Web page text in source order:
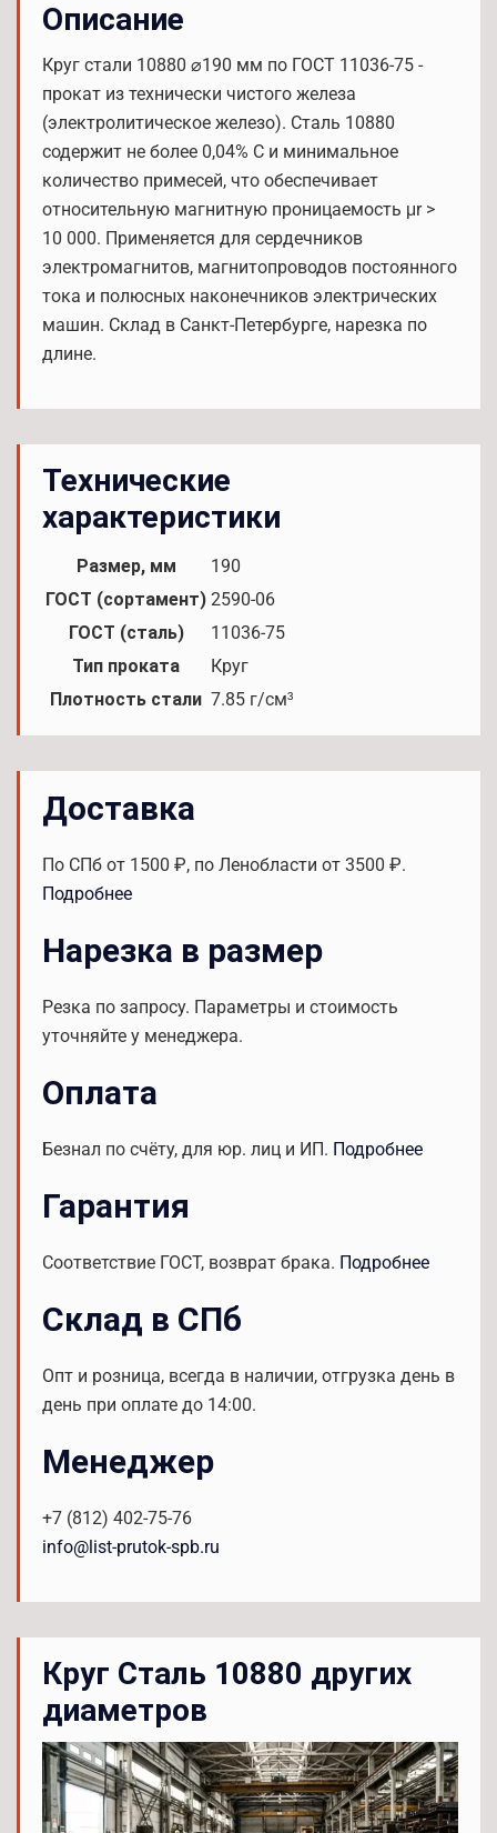
Описание
Круг стали 10880 ⌀190 мм по ГОСТ 11036-75 -
прокат из технически чистого железа
(электролитическое железо). Сталь 10880
содержит не более 0,04% C и минимальное
количество примесей, что обеспечивает
относительную магнитную проницаемость μr >
10 000. Применяется для сердечников
электромагнитов, магнитопроводов постоянного
тока и полюсных наконечников электрических
машин. Склад в Санкт-Петербурге, нарезка по
длине.
Технические
характеристики
Размер, мм
190
ГОСТ (сортамент) 2590-06
ГОСТ (сталь)
11036-75
Тип проката
Круг
Плотность стали 7.85 г/см³
Доставка
По СПб от 1500 ₽, по Ленобласти от 3500 ₽.
Подробнее
Нарезка в размер
Резка по запросу. Параметры и стоимость
уточняйте у менеджера.
Оплата
Безнал по счёту, для юр. лиц и ИП. Подробнее
Гарантия
Соответствие ГОСТ, возврат брака. Подробнее
Склад в СПб
Опт и розница, всегда в наличии, отгрузка день в
день при оплате до 14:00.
Менеджер
+7 (812) 402-75-76
info@list-prutok-spb.ru
Круг Сталь 10880 других
диаметров